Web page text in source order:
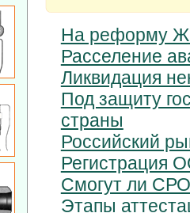
На реформу
Расселение
Ликвидация
Под защиту
страны
Российский
Регистрация
Смогут ли
Этапы